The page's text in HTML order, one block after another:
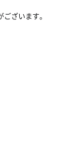
ざいます。